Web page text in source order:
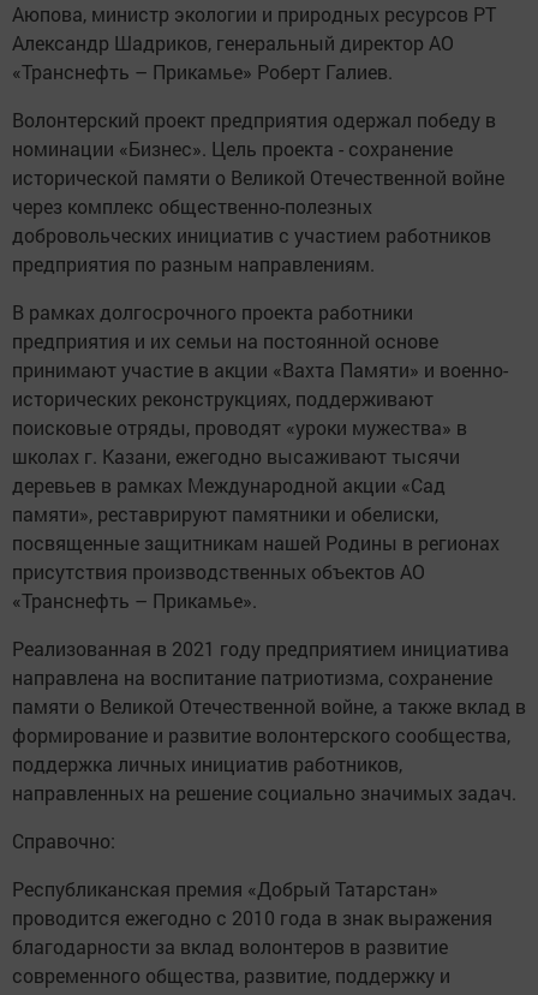
Аюпова, министр экологии и природных ресурсов РТ
Александр Шадриков, генеральный директор АО
«Транснефть – Прикамье» Роберт Галиев.
Волонтерский проект предприятия одержал победу в
номинации «Бизнес». Цель проекта - сохранение
исторической памяти о Великой Отечественной войне
через комплекс общественно-полезных
добровольческих инициатив c участием работников
предприятия по разным направлениям.
В рамках долгосрочного проекта работники
предприятия и их семьи на постоянной основе
принимают участие в акции «Вахта Памяти» и военно-
исторических реконструкциях, поддерживают
поисковые отряды, проводят «уроки мужества» в
школах г. Казани, ежегодно высаживают тысячи
деревьев в рамках Международной акции «Сад
памяти», реставрируют памятники и обелиски,
посвященные защитникам нашей Родины в регионах
присутствия производственных объектов АО
«Транснефть – Прикамье».
Реализованная в 2021 году предприятием инициатива
направлена на воспитание патриотизма, сохранение
памяти о Великой Отечественной войне, а также вклад в
формирование и развитие волонтерского сообщества,
поддержка личных инициатив работников,
направленных на решение социально значимых задач.
Справочно:
Республиканская премия «Добрый Татарстан»
проводится ежегодно с 2010 года в знак выражения
благодарности за вклад волонтеров в развитие
современного общества, развитие, поддержку и